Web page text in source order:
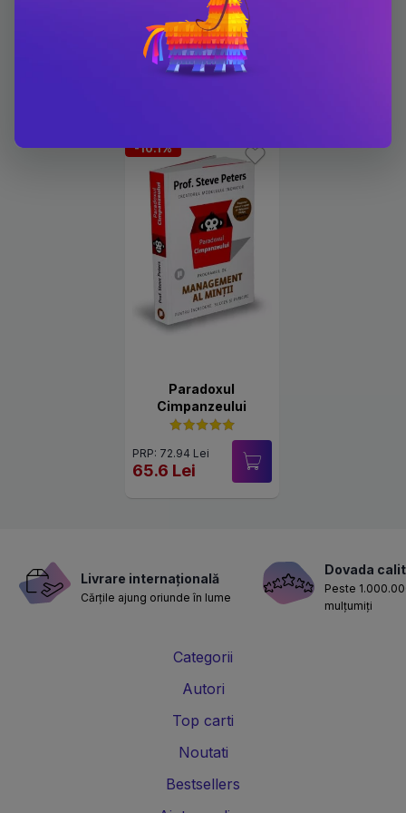
Carti scrise de Prof. Steve
Peters
-10.1%
Paradoxul
Cimpanzeului
PRP: 72.94 Lei
65.6 Lei
Livrare internațională
Cărțile ajung oriunde în lume
Dovada
Peste
mulțumiți
Categorii
Autori
Top carti
Noutati
Bestsellers